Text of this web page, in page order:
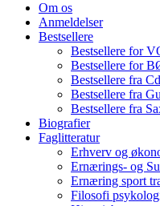
Om os
Anmeldelser
Bestsellere
Bestsellere for
Bestsellere for
Bestsellere fra
Bestsellere fra
Bestsellere fra
Biografier
Faglitteratur
Erhverv og
Ernærings- og
Ernæring sport
Filosofi